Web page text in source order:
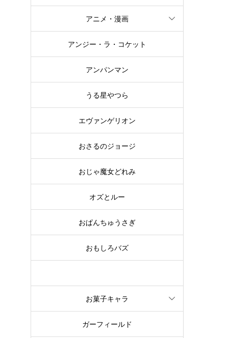
アニメ・漫画
アンジー・ラ・コケット
アンパンマン
うる星やつら
エヴァンゲリオン
おさるのジョージ
おじゃ魔女どれみ
オズとルー
おぱんちゅうさぎ
おもしろバズ
お菓子キャラ
ガーフィールド